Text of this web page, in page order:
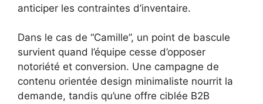
anticiper les contraintes d’inventaire.
Dans le cas de “Camille”, un point de bascule
survient quand l’équipe cesse d’opposer
notoriété et conversion. Une campagne de
contenu orientée design minimaliste nourrit la
demande, tandis qu’une offre ciblée B2B